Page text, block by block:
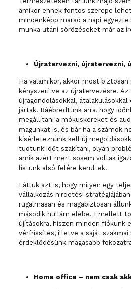
amikor ennek fontos szerepe
mindenképp marad a napi
munka utáni sörözéseket már az
Újratervezni, újratervezni,
Ha valamikor, akkor most
kényszerítve az újratervezésre.
újragondolásokkal, átalakulásokkal
jártak. Ráébredtünk arra, hogy
megállítani a mókuskereket és
magunkat is, és bár ha a számok
kísérleteznünk kell új
tudtunk időt szakítani, olyan
amik azért mert sosem voltak
listünk alsó felére kerültek.
Láttuk azt is, hogy milyen egy
vállalkozás hirdetési
rugalmasan és magabiztosan
második hullám elébe. Emellett
újításokra, hiszen minden fiókunk
vérfrissítés, illetve a saját szakmai
érdeklődésünk magasabb
Home office – nem csak